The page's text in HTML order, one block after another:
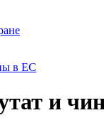
в ЕС
и